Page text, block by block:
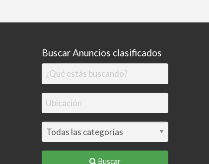
motor
Buscar Anuncios clasificados
Buscar